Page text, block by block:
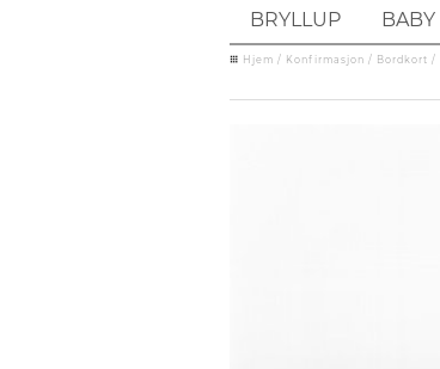
BRYLLUP BABY
Hjem / Konfirmasjon / Bordkort /